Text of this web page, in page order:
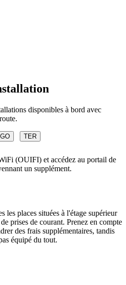
disponibles à bord avec
TER
(OUIFI) et accédez au portail de
un supplément.
les places situées à l'étage supérieur
prises de courant. Prenez en compte
des frais supplémentaires, tandis
équipé du tout.